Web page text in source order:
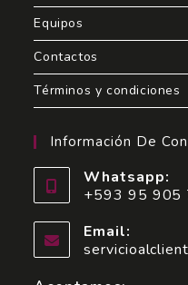
Equipos
Contactos
Términos y condiciones
Información De
Whatsapp:
+593 95 905
Email: